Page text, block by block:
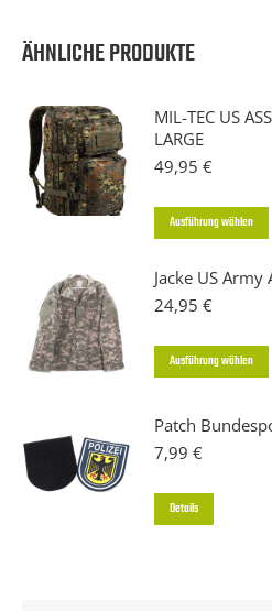
ÄHNLICHE PRODUKTE
MIL-TEC US
LARGE
49,95 €
Ausführung wählen
Jacke US
24,95 €
Ausführung wählen
Patch
7,99 €
Details